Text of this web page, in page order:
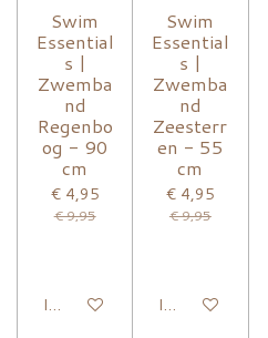
Swim
Essential
s |
Zwemba
nd
Regenbo
og - 90
cm
€ 4,95
€ 9,95
In winkelwagen
Swim
Essential
s |
Zwemba
nd
Zeesterr
en - 55
cm
€ 4,95
€ 9,95
In winkelwagen